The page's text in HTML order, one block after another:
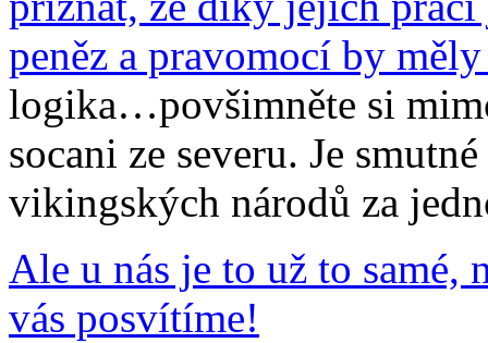
peněz a pravomocí by
logika…povšimněte si
socani ze severu. Je
vikingských národů za
Ale u nás je to už to samé,
vás posvítíme!